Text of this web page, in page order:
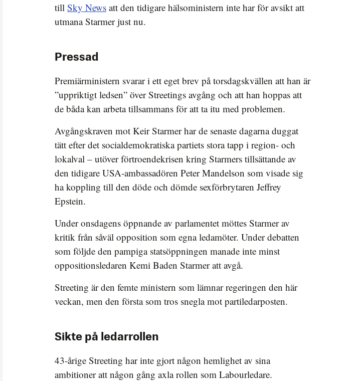
till Sky News att den tidigare hälsoministern inte har för avsikt att
utmana Starmer just nu.
Pressad
Premiärministern svarar i ett eget brev på torsdagskvällen att han är
”uppriktigt ledsen” över Streetings avgång och att han hoppas att
de båda kan arbeta tillsammans för att ta itu med problemen.
Avgångskraven mot Keir Starmer har de senaste dagarna duggat
tätt efter det socialdemokratiska partiets stora tapp i region- och
lokalval – utöver förtroendekrisen kring Starmers tillsättande av
den tidigare USA-ambassadören Peter Mandelson som visade sig
ha koppling till den döde och dömde sexförbrytaren Jeffrey
Epstein.
Under onsdagens öppnande av parlamentet möttes Starmer av
kritik från såväl opposition som egna ledamöter. Under debatten
som följde den pampiga statsöppningen manade inte minst
oppositionsledaren Kemi Baden Starmer att avgå.
Streeting är den femte ministern som lämnar regeringen den här
veckan, men den första som tros snegla mot partiledarposten.
Sikte på ledarrollen
43-årige Streeting har inte gjort någon hemlighet av sina
ambitioner att någon gång axla rollen som Labourledare.